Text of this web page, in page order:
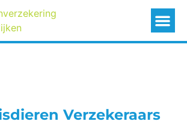
Verzekeraars